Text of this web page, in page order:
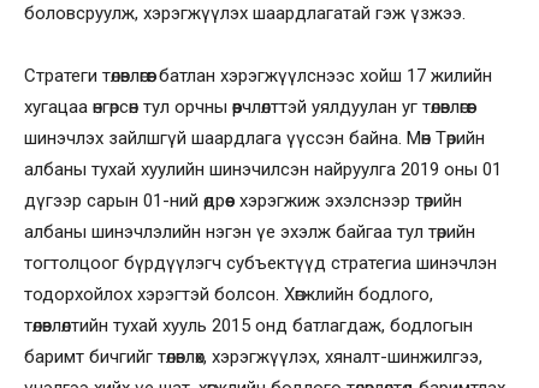
боловсруулж, хэрэгжүүлэх шаардлагатай гэж үзжээ.
Стратеги төлөвлөгөөг батлан хэрэгжүүлснээс хойш 17 жилийн
хугацаа өнгөрсөн тул орчны өөрчлөлттэй уялдуулан уг төлөвлөгөөг
шинэчлэх зайлшгүй шаардлага үүссэн байна. Мөн Төрийн
албаны тухай хуулийн шинэчилсэн найруулга 2019 оны 01
дүгээр сарын 01-ний өдрөөс хэрэгжиж эхэлснээр төрийн
албаны шинэчлэлийн нэгэн үе эхэлж байгаа тул төрийн
тогтолцоог бүрдүүлэгч субъектүүд стратегиа шинэчлэн
тодорхойлох хэрэгтэй болсон. Хөгжлийн бодлого,
төлөвлөлтийн тухай хууль 2015 онд батлагдаж, бодлогын
баримт бичгийг төлөвлөх, хэрэгжүүлэх, хяналт-шинжилгээ,